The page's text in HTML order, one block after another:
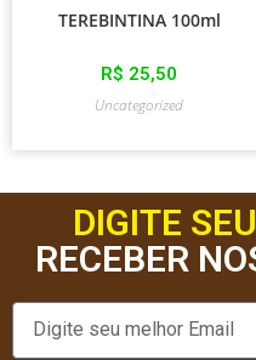
TEREBINTINA 100ml
R$ 25,50
Uncategorized
DIGITE
RECEBER